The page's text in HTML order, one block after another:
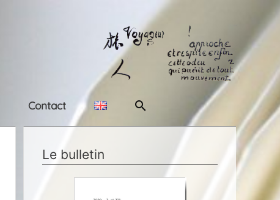
Contact Rechercher
Le bulletin